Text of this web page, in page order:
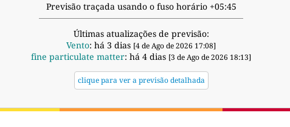
Previsão traçada usando o fuso horário +05:45
Últimas atualizações de previsão:
Vento: há 3 dias [4 de Ago de 2026 17:08]
fine particulate matter: há 4 dias [3 de Ago de 2026 18:13]
clique para ver a previsão detalhada